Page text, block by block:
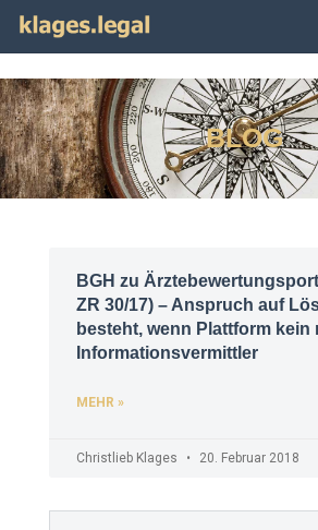
BLOG
BGH zu
ZR 30/17) – Anspruch auf
besteht, wenn Plattform kein
Informationsvermittler
MEHR »
Christlieb Klages 20. Februar 2018